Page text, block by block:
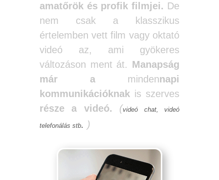
amatőrök és profik filmjei. De
nem csak a klasszikus
értelemben vett film vagy oktató
videó az, ami gyökeres
változáson ment át. Manapság
már
a mindennapi
kommunikációknakis szerves
része a videó.
(videó chat, videó
telefonálás stb. )